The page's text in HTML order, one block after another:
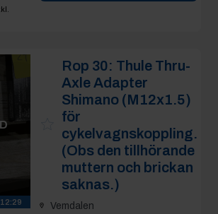
Rop 30: Thule Thru-
Axle Adapter
Shimano (M12x1.5)
för
cykelvagnskoppling.
(Obs den tillhörande
muttern och brickan
saknas.)
Vemdalen